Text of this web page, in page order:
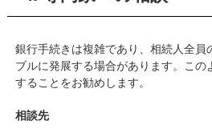
銀行手続きは複雑であり、相続人全員
ブルに発展する場合があります。この
することをお勧めします。
相談先